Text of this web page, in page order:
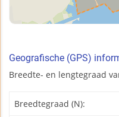
Geografische (GPS)
Breedte- en lengtegraad
Breedtegraad (N):